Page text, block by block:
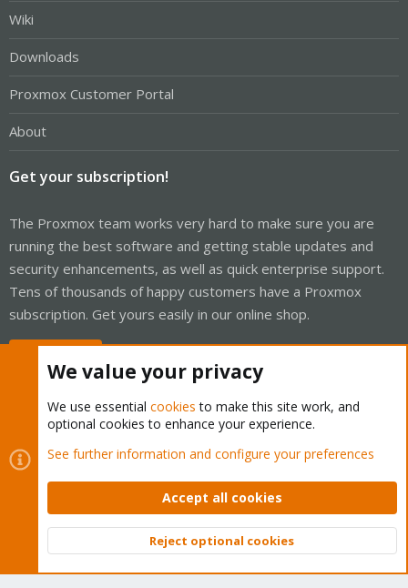
Wiki
Downloads
Proxmox Customer Portal
About
Get your subscription!
The Proxmox team works very hard to make sure you are
running the best software and getting stable updates and
security enhancements, as well as quick enterprise support.
Tens of thousands of happy customers have a Proxmox
subscription. Get yours easily in our online shop.
Cookies
Proxmox Support Forum - Light Mode
Contact us
Terms and rules Privacy policy Help Home
Community platform by XenForo © 2010-2026 XenForo Ltd.
Top
We value your privacy
We use essential cookies to make this site work, and
optional cookies to enhance your experience.
See further information and configure your preferences
Accept all cookies
Reject optional cookies